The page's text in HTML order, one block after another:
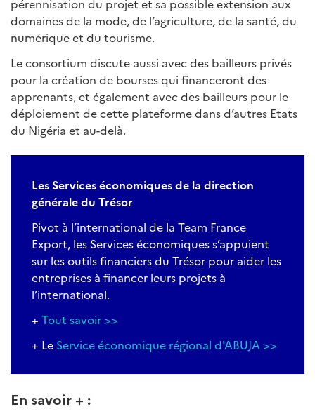
pérennisation du projet et sa possible extension aux
domaines de la mode, de l’agriculture, de la santé, du
numérique et du tourisme.
Le consortium discute aussi avec des bailleurs privés
pour la création de bourses qui financeront des
apprenants, et également avec des bailleurs pour le
déploiement de cette plateforme dans d’autres Etats
du Nigéria et au-delà.
Les Services économiques de la direction
générale du Trésor
Pivot à l’international de la Team France
Export, les Services économiques s’appuient
sur les outils financiers du Trésor pour aider les
entreprises à financer leurs projets à
l’international.
+ Tout savoir >>
+ Le Service économique régional d'ABUJA >>
En savoir + :